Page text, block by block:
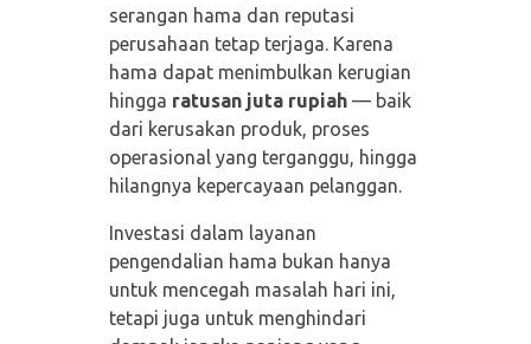
serangan hama dan reputasi
perusahaan tetap terjaga. Karena
hama dapat menimbulkan kerugian
hingga ratusan juta rupiah— baik
dari kerusakan produk, proses
operasional yang terganggu, hingga
hilangnya kepercayaan pelanggan.
Investasi dalam layanan
pengendalian hama bukan hanya
untuk mencegah masalah hari ini,
tetapi juga untuk menghindari